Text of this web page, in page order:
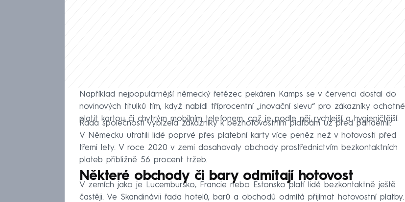
Například nejpopulárnější německý řetězec pekáren Kamps se v červenci dostal do
novinových titulků tím, když nabídl tříprocentní „inovační slevu“ pro zákazníky ochotné
platit kartou či chytrým mobilním telefonem, což je podle něj rychlejší a hygieničtější.
Řada společností vybízela zákazníky k bezhotovostním platbám už před pandemií.
V Německu utratili lidé poprvé přes platební karty více peněz než v hotovosti před
třemi lety. V roce 2020 v zemi dosahovaly obchody prostřednictvím bezkontaktních
plateb přibližně 56 procent tržeb.
Některé obchody či bary odmítají hotovost
V zemích jako je Lucembursko, Francie nebo Estonsko platí lidé bezkontaktně ještě
častěji. Ve Skandinávii řada hotelů, barů a obchodů odmítá přijímat hotovostní platby.